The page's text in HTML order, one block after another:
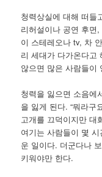
청력상실에 대해 떠들
리허설이나 공연 후면
이 스테레오나 tv, 차
리 세대가 다가온다고
않으면 많은 사람들이
청력을 잃으면 소음에
을 잃게 된다. “뭐라구
고개를 끄덕이지만 대
여기는 사람들이 몇
운 일이다. 더군다나
키워야만 한다.